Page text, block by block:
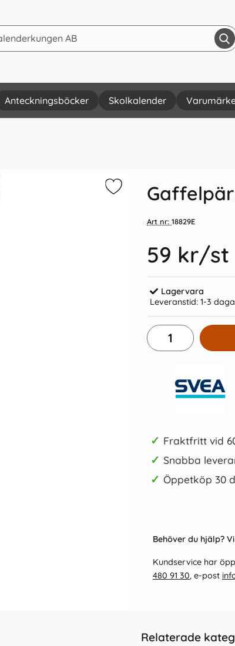
Anteckningsböcker Skolkalender
Vi rekommenderar
Art nr: 18829E
59 kr/st
Lagervara
Leveranstid: 1-3
✓ Fraktfritt vid
✓ Snabba
✓ Öppetköp 30
Behöver du hjälp?
Kundservice har
480 91 30, e-post
Relaterade